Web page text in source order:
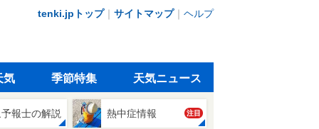
tenki.jpトップ｜ サイトマップ｜ ヘルプ
気 季節特集 天気ニュース
報士の解説 熱中症情報 注目